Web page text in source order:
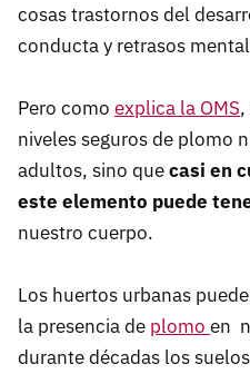
cosas trastornos del
conducta y retrasos
Pero como explica la OMS
niveles seguros de plomo
adultos, sino quecasi en
este elemento puede
nuestro cuerpo.
Los huertos urbanas
la presencia de plomo en
durante décadas los